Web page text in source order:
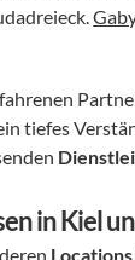
tiefes
in Kiel